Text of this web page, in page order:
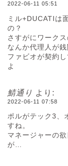
2022-06-11 05:51
ミル+DUCATIは
の？
さすがにワーク
なんか代理人が
ファビオが契約
よ
鯖通り より:
2022-06-11 07:58
ポルがテック3、
すね。
マネージャーの
が…